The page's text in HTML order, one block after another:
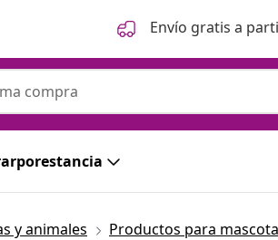
Envío gratis a
y animales Productos para